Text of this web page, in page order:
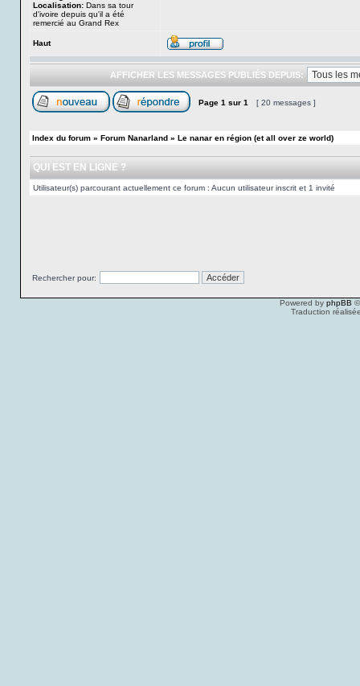
Localisation: Dans sa tour
d'ivoire depuis qu'il a été
remercié au Grand Rex
Haut
AFFICHER LES MESSAGES PUBLIÉS DEPUIS:
Page 1 sur 1 [ 20 messages ]
Index du forum » Forum Nanarland » Le nanar en région (et all over ze world)
QUI EST EN LIGNE ?
Utilisateur(s) parcourant actuellement ce forum : Aucun utilisateur inscrit et 1 invité
Rechercher pour:
Powered by phpBB
Traduction